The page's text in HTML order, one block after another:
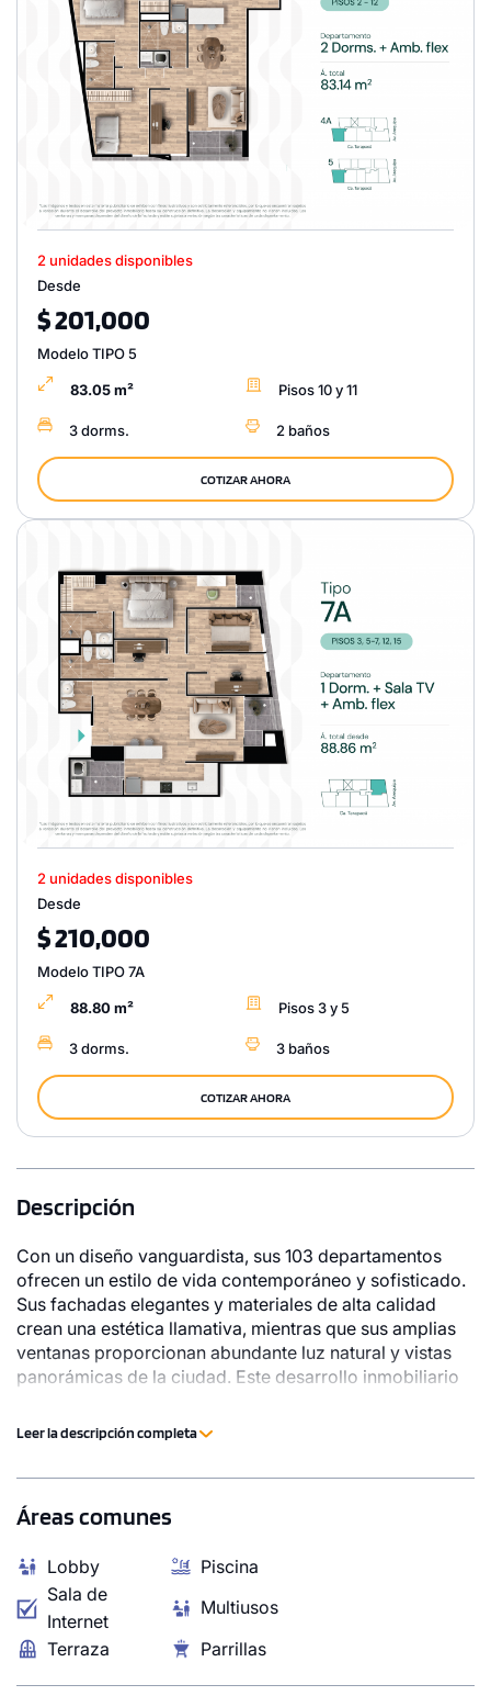
2 unidades disponibles
Desde
$ 201,000
Modelo TIPO 5
83.05 m² Pisos 10 y 11
3 dorms. 2 baños
COTIZAR AHORA
2 unidades disponibles
Desde
$ 210,000
Modelo TIPO 7A
88.80 m² Pisos 3 y 5
3 dorms. 3 baños
COTIZAR AHORA
Descripción
Con un diseño vanguardista, sus 103 departamentos
ofrecen un estilo de vida contemporáneo y sofisticado.
Sus fachadas elegantes y materiales de alta calidad
crean una estética llamativa, mientras que sus amplias
ventanas proporcionan abundante luz natural y vistas
panorámicas de la ciudad. Este desarrollo inmobiliario
modernidad, convirtiéndolo en un lugar deseado para
Leer la descripción completa
Áreas comunes
Lobby
Piscina
Sala de
Internet
Multiusos
Terraza
Parrillas